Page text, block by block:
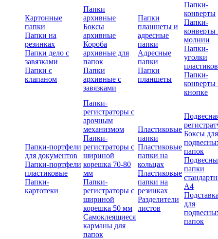
Картонные
папки
Папки на
резинках
Папки дело с
завязками
Папки с
клапаном
Папки
архивные
Боксы
архивные
Короба
архивные для
папок
Папки
архивные с
завязками
Папки
планшеты и
адресные
папки
Адресные
папки
Папки
планшеты
Папки-
конверты
Папки-
конверты
молнии
Папки-
уголки
Папки-
конверты
кнопке
Папки-портфели
для документов
Папки-портфели
пластиковые
Папки-
картотеки
Папки-
регистраторы с
арочным
механизмом
Папки-
регистраторы с
шириной
корешка 70-80
мм
Папки-
регистраторы с
шириной
корешка 50 мм
Самоклеящиеся
карманы для
папок
Пластиковые
папки
Пластиковые
папки на
кольцах
Пластиковые
папки на
резинках
Разделители
листов
Боксы для
папок
папки
А4
для
папок